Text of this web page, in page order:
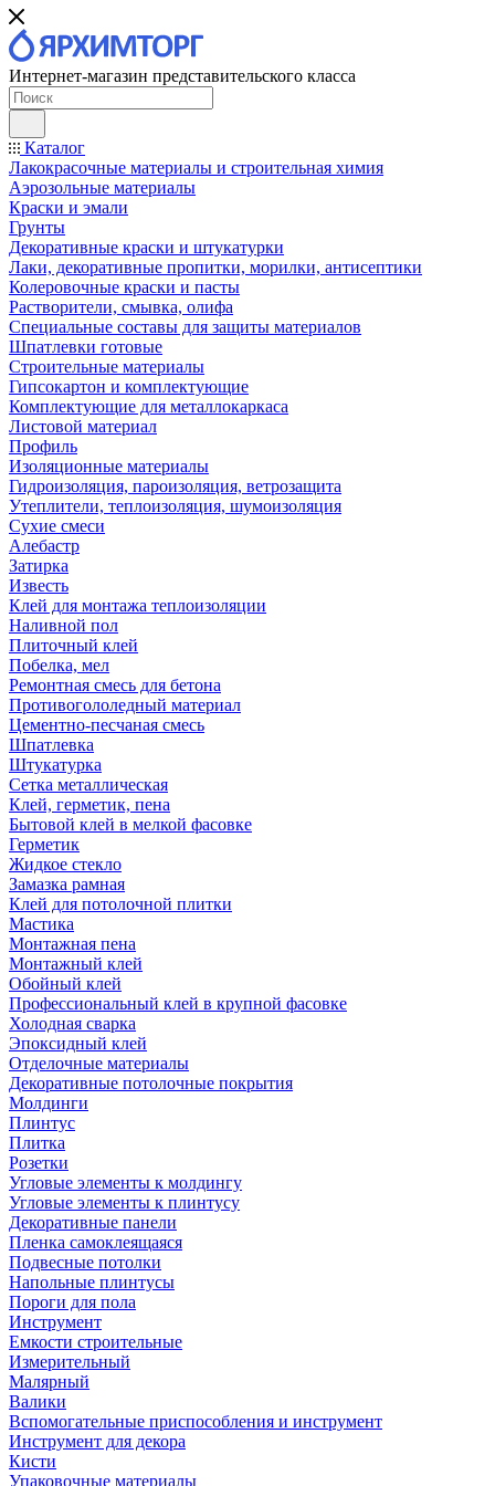
Интернет-магазин представительского класса
Каталог
Лакокрасочные материалы и строительная химия
Аэрозольные материалы
Краски и эмали
Грунты
Декоративные краски и штукатурки
Лаки, декоративные пропитки, морилки, антисептики
Колеровочные краски и пасты
Растворители, смывка, олифа
Специальные составы для защиты материалов
Шпатлевки готовые
Строительные материалы
Гипсокартон и комплектующие
Комплектующие для металлокаркаса
Листовой материал
Профиль
Изоляционные материалы
Гидроизоляция, пароизоляция, ветрозащита
Утеплители, теплоизоляция, шумоизоляция
Сухие смеси
Алебастр
Затирка
Известь
Клей для монтажа теплоизоляции
Наливной пол
Плиточный клей
Побелка, мел
Ремонтная смесь для бетона
Противогололедный материал
Цементно-песчаная смесь
Шпатлевка
Штукатурка
Сетка металлическая
Клей, герметик, пена
Бытовой клей в мелкой фасовке
Герметик
Жидкое стекло
Замазка рамная
Клей для потолочной плитки
Мастика
Монтажная пена
Монтажный клей
Обойный клей
Профессиональный клей в крупной фасовке
Холодная сварка
Эпоксидный клей
Отделочные материалы
Декоративные потолочные покрытия
Молдинги
Плинтус
Плитка
Розетки
Угловые элементы к молдингу
Угловые элементы к плинтусу
Декоративные панели
Пленка самоклеящаяся
Подвесные потолки
Напольные плинтусы
Пороги для пола
Инструмент
Емкости строительные
Измерительный
Малярный
Валики
Вспомогательные приспособления и инструмент
Инструмент для декора
Кисти
Упаковочные материалы